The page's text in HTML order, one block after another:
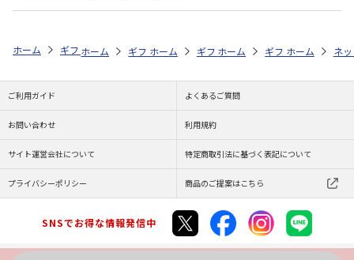
ホーム ギフトストア お中元・夏ギフト特集 2026 おつまみ・お惣菜
ホーム ギフトストア お中元・夏ギフト特集 2026
ホーム ギフトストア お中元・夏ギフト
ホーム ギフトストア お
ホーム ネ
ご利用ガイド よくあるご質問
お問い合わせ 利用規約
サイト運営会社について 特定商取引法に基づく表記について
プライバシーポリシー 商品のご提案はこちら
SNSでお得な情報発信中